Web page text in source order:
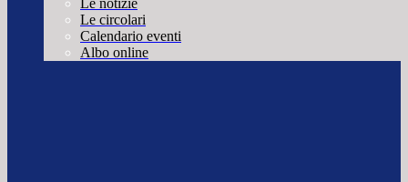
Le notizie
Le circolari
Calendario eventi
Albo online